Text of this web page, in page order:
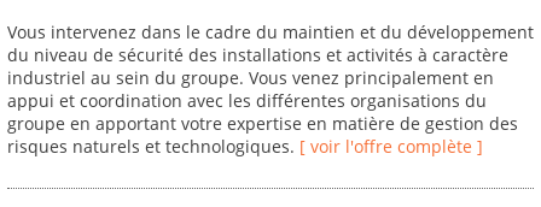
Vous intervenez dans le cadre du maintien et du développement
du niveau de sécurité des installations et activités à caractère
industriel au sein du groupe. Vous venez principalement en
appui et coordination avec les différentes organisations du
groupe en apportant votre expertise en matière de gestion des
risques naturels et technologiques. [ voir l'offre complète ]